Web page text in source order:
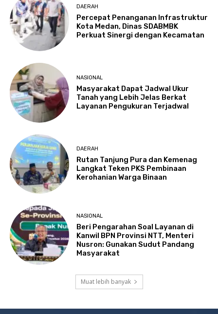
DAERAH
Percepat Penanganan Infrastruktur
Kota Medan, Dinas SDABMBK
Perkuat Sinergi dengan Kecamatan
NASIONAL
Masyarakat Dapat Jadwal Ukur
Tanah yang Lebih Jelas Berkat
Layanan Pengukuran Terjadwal
DAERAH
Rutan Tanjung Pura dan Kemenag
Langkat Teken PKS Pembinaan
Kerohanian Warga Binaan
NASIONAL
Beri Pengarahan Soal Layanan di
Kanwil BPN Provinsi NTT, Menteri
Nusron: Gunakan Sudut Pandang
Masyarakat
Muat lebih banyak